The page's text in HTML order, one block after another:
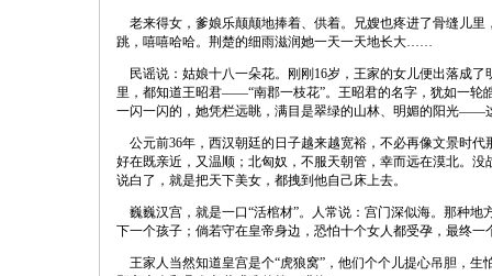
老来得女，爹娘乐颠颠地捧着、供着。兄嫂也疼进了骨缝儿
跳，嘻嘻哈哈。荆楚的细雨滋润她一天一天地长大……
民谣说：姑娘十八一朵花。刚刚16岁，王家的女儿便出落成
里，都知道王昭君——“南郡一枝花”。王昭君的名字，犹如一轮
一闪一闪的，她凭栏远眺，满目是翠绿的山林、明媚的阳光——
公元前36年，西汉朝廷的日子越来越宽裕，不必再像文景时
好在既亲近，又温顺；北匈奴，不服天朝管，幸而远在漠北。
说白了，就是把天下美女，都拽到他自己床上去。
巍巍汉宫，就是一口“活棺材”。人常说：宫门深似海。那种
下一个孩子；倘若守在皇帝身边，恐怕十个女人都受孕，最终一
王家人当然知道皇宫是个“虎狼窝”，他们个个儿提心吊胆，